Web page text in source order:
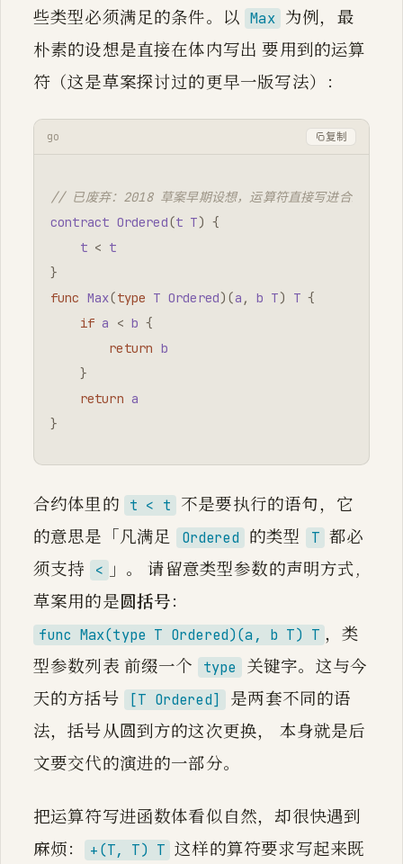
些类型必须满足的条件。以 Max 为例，最
朴素的设想是直接在体内写出 要用到的运算
符（这是草案探讨过的更早一版写法）：
go 复制
// 已废弃：2018 草案早期设想，运算符直接写进合约体
contract Ordered(t T) {
t < t
}
func Max(type T Ordered)(a , b T) T {
if a < b {
return b
}
return a
}
合约体里的 t < t 不是要执行的语句，它
的意思是「凡满足
Ordered 的类型 T 都必
须支持
< 」。 请留意类型参数的声明方式,
草案用的是圆括号：
func Max(type T Ordered)(a, b T) T ，类
型参数列表 前缀一个
type 关键字。这与今
天的方括号
[T Ordered]
是两套不同的语
法，括号从圆到方的这次更换， 本身就是后
文要交代的演进的一部分。
把运算符写进函数体看似自然，却很快遇到
麻烦： +(T, T) T 这样的算符要求写起来既